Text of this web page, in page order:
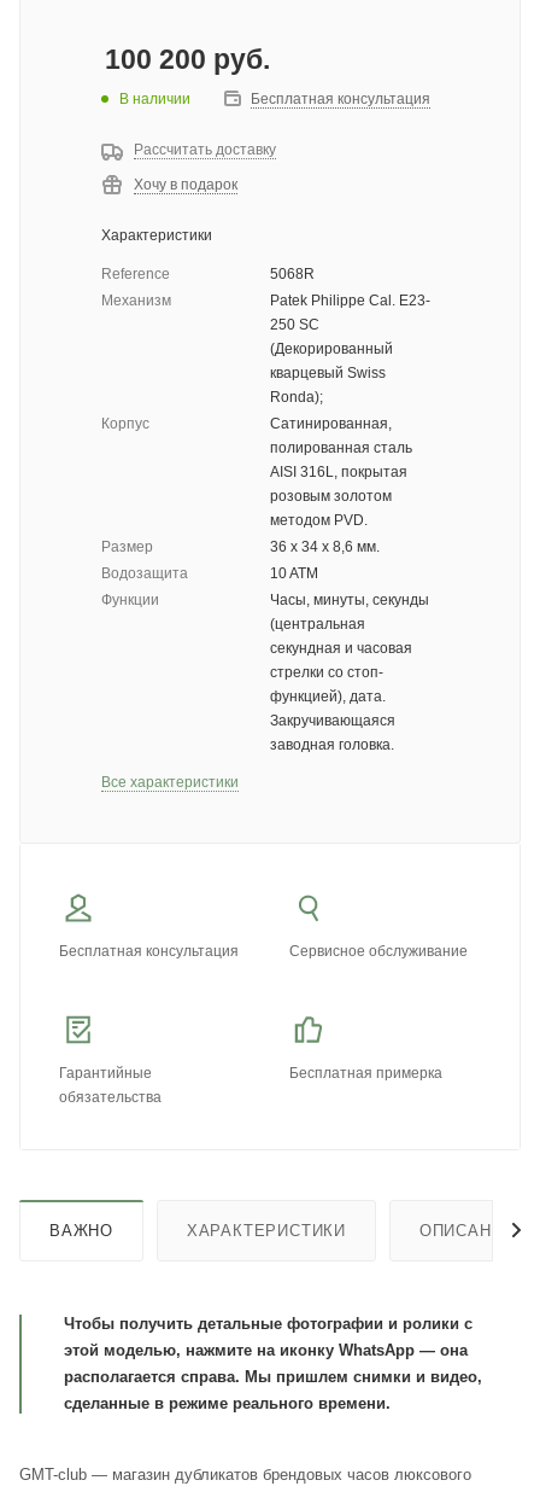
100 200 руб.
В наличии Бесплатная консультация
Рассчитать доставку
Хочу в подарок
Характеристики
Reference
5068R
Механизм
Patek Philippe Сal. E23-
250 SC
(Декорированный
кварцевый Swiss
Ronda);
Корпус
Сатинированная,
полированная сталь
AISI 316L, покрытая
розовым золотом
методом PVD.
Размер
36 x 34 х 8,6 мм.
Водозащита
10 ATM
Функции
Часы, минуты, секунды
(центральная
секундная и часовая
стрелки со стоп-
функцией), дата.
Закручивающаяся
заводная головка.
Все характеристики
Бесплатная консультация Сервисное обслуживание
Гарантийные
обязательства
Бесплатная примерка
ВАЖНО ХАРАКТЕРИСТИКИ ОПИСАНИЕ
Чтобы получить детальные фотографии и ролики с
этой моделью, нажмите на иконку WhatsApp — она
располагается справа. Мы пришлем снимки и видео,
сделанные в режиме реального времени.
GMT-club — магазин дубликатов брендовых часов люксового